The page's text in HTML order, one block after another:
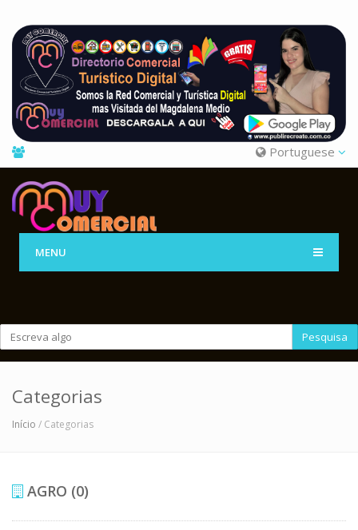
Portuguese
MENU
Pesquisa
Categorias
Início / Categorias
AGRO (0)